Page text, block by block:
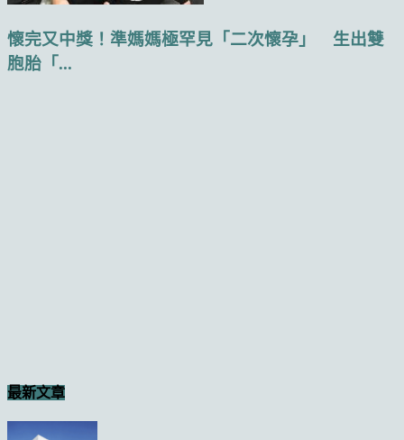
懷完又中獎！準媽媽極罕見「二次懷孕」 生出雙
胞胎「...
最新文章